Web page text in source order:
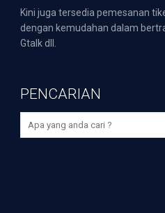
Kini juga tersedia pemesanan
dengan kemudahan dalam
Gtalk dll.
PENCARIAN